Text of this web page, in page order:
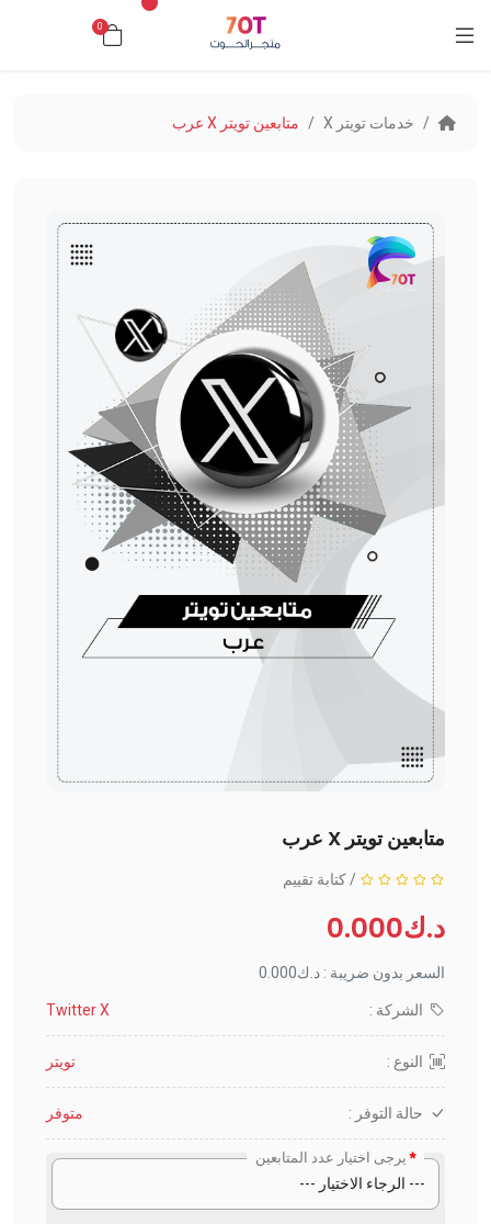
0 د.ك0.000
خدمات تويتر X متابعين تويتر X عرب
متابعين تويتر X عرب
/كتابة تقييم
د.ك0.000
السعر بدون ضريبة : د.ك0.000
الشركة : Twitter X
النوع : تويتر
حالة التوفر : متوفر
يرجى اختيار عدد المتابعين